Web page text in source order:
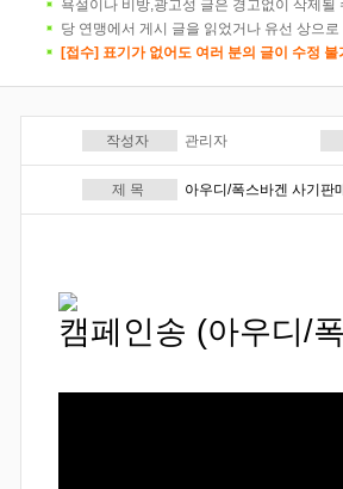
욕설이나 비방,광고성 글은 경고없이 삭제될
당 연맹에서 게시 글을 읽었거나 유선 상으
[접수] 표기가 없어도 여러 분의 글이 수정
작성자 관리자
제 목 아우디/폭스바겐 사기판
캠페인송 (아우디/